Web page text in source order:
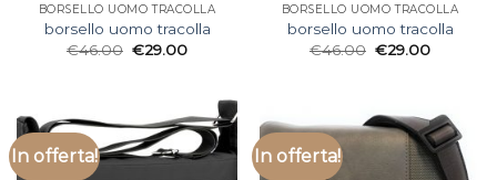
BORSELLO UOMO TRACOLLA
borsello uomo tracolla
€46.00 €29.00
BORSELLO UOMO TRACOLLA
borsello uomo tracolla
€46.00 €29.00
In offerta! In offerta!